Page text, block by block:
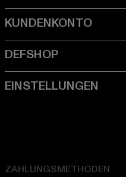
ZAHLUNGSMETHODEN